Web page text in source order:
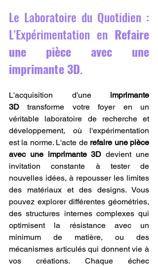
Le Laboratoire du Quotidien :
L'Expérimentation en Refaire
une pièce avec une
imprimante 3D.
L'acquisition d'une imprimante
3D transforme votre foyer en un
véritable laboratoire de recherche et
développement, où l'expérimentation
est la norme. L'acte de refaire une pièce
avec une imprimante 3D devient une
invitation constante à tester de
nouvelles idées, à repousser les limites
des matériaux et des designs. Vous
pouvez explorer différentes géométries,
des structures internes complexes qui
optimisent la résistance avec un
minimum de matière, ou des
mécanismes articulés qui donnent vie à
vos créations. Chaque échec